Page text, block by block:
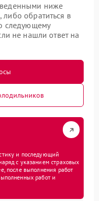
ниже
обратиться в
следующему
не нашли ответ на
и последующий
с указанием страховых
после выполнения работ
работ и